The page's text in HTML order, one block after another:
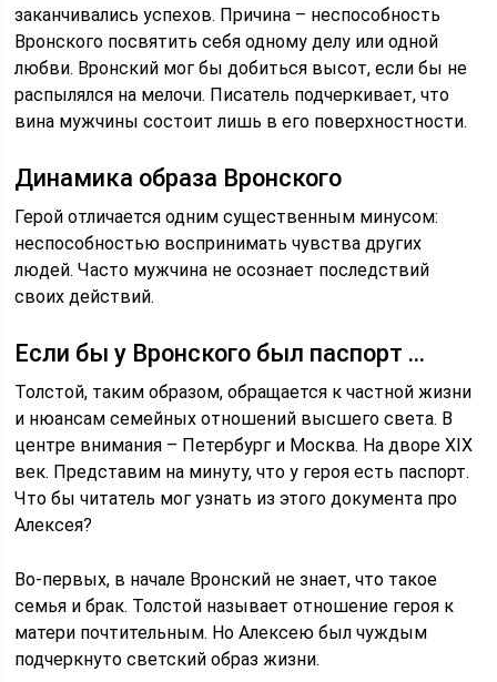
заканчивались успехов. Причина – неспособность
Вронского посвятить себя одному делу или одной
любви. Вронский мог бы добиться высот, если бы не
распылялся на мелочи. Писатель подчеркивает, что
вина мужчины состоит лишь в его поверхностности.
Динамика образа Вронского
Герой отличается одним существенным минусом:
неспособностью воспринимать чувства других
людей. Часто мужчина не осознает последствий
своих действий.
Если бы у Вронского был паспорт …
Толстой, таким образом, обращается к частной жизни
и нюансам семейных отношений высшего света. В
центре внимания – Петербург и Москва. На дворе XIX
век. Представим на минуту, что у героя есть паспорт.
Что бы читатель мог узнать из этого документа про
Алексея?
Во-первых, в начале Вронский не знает, что такое
семья и брак. Толстой называет отношение героя к
матери почтительным. Но Алексею был чуждым
подчеркнуто светский образ жизни.